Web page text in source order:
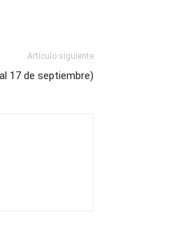
Artículo siguiente
17 de septiembre)